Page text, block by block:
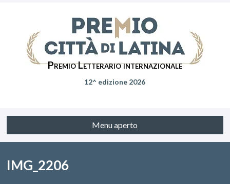
Premio Letterario internazionale
12^ edizione 2026
Menu aperto
IMG_2206